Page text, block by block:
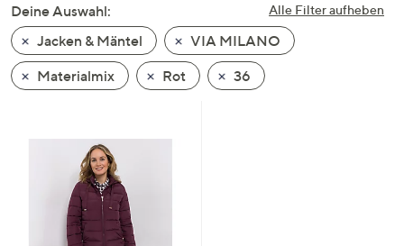
nach
unten
oder
wischen
Touch-
Alle Filter aufheben
Deine Auswahl:
Jacken & Mäntel
VIA MILANO
Materialmix
Rot 36